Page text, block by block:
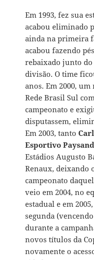
Em 1993, fez sua
acabou eliminado
ainda na primeira
acabou fazendo
rebaixado junto do
divisão. O time
anos. Em 2000,
Rede Brasil Sul
campeonato e
disputassem,
Em 2003, tanto
Esportivo
Estádios Augusto
Renaux, deixando
campeonato
veio em 2004, no
estadual e em
segunda
durante a
novos títulos da
novamente o